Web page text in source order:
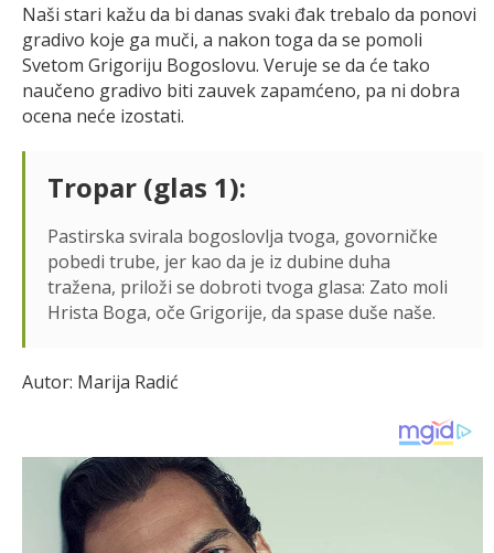
Naši stari kažu da bi danas svaki đak trebalo da ponovi
gradivo koje ga muči, a nakon toga da se pomoli
Svetom Grigoriju Bogoslovu. Veruje se da će tako
naučeno gradivo biti zauvek zapamćeno, pa ni dobra
ocena neće izostati.
Tropar (glas 1):
Pastirska svirala bogoslovlja tvoga, govorničke
pobedi trube, jer kao da je iz dubine duha
tražena, priloži se dobroti tvoga glasa: Zato moli
Hrista Boga, oče Grigorije, da spase duše naše.
Autor: Marija Radić